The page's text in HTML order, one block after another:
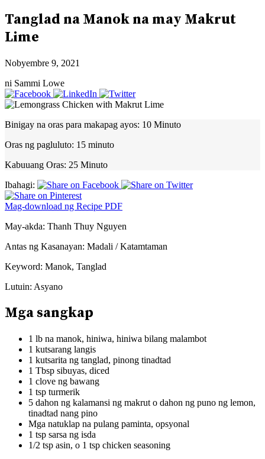
Tanglad na Manok na may Makrut
Lime
Nobyembre 9, 2021
ni Sammi Lowe
Binigay na oras para makapag ayos: 10 Minuto
Oras ng pagluluto: 15 minuto
Kabuuang Oras: 25 Minuto
Ibahagi:
Mag-download ng Recipe PDF
May-akda: Thanh Thuy Nguyen
Antas ng Kasanayan: Madali / Katamtaman
Keyword: Manok, Tanglad
Lutuin: Asyano
Mga sangkap
1 lb na manok, hiniwa, hiniwa bilang malambot
1 kutsarang langis
1 kutsarita ng tanglad, pinong tinadtad
1 Tbsp sibuyas, diced
1 clove ng bawang
1 tsp turmerik
5 dahon ng kalamansi ng makrut o dahon ng puno ng lemon,
tinadtad nang pino
Mga natuklap na pulang paminta, opsyonal
1 tsp sarsa ng isda
1/2 tsp asin, o 1 tsp chicken seasoning